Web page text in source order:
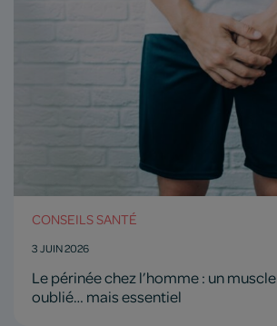
CONSEILS SANTÉ
3 JUIN 2026
Le périnée chez l’homme : un
oublié… mais essentiel